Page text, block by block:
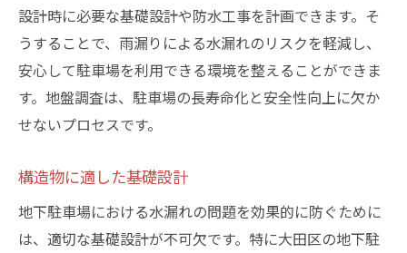
設計時に必要な基礎設計や防水工事を計画できます。そ
うすることで、雨漏りによる水漏れのリスクを軽減し、
安心して駐車場を利用できる環境を整えることができま
す。地盤調査は、駐車場の長寿命化と安全性向上に欠か
せないプロセスです。
構造物に適した基礎設計
地下駐車場における水漏れの問題を効果的に防ぐために
は、適切な基礎設計が不可欠です。特に大田区の地下駐